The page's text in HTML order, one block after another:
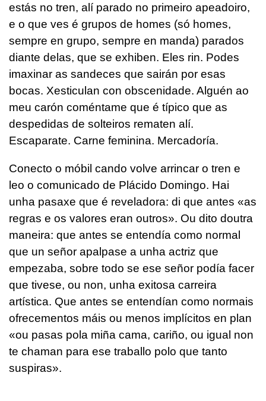
estás no tren, alí parado no primeiro apeadoiro,
e o que ves é grupos de homes (só homes,
sempre en grupo, sempre en manda) parados
diante delas, que se exhiben. Eles rin. Podes
imaxinar as sandeces que sairán por esas
bocas. Xesticulan con obscenidade. Alguén ao
meu carón coméntame que é típico que as
despedidas de solteiros rematen alí.
Escaparate. Carne feminina. Mercadoría.
Conecto o móbil cando volve arrincar o tren e
leo o comunicado de Plácido Domingo. Hai
unha pasaxe que é reveladora: di que antes «as
regras e os valores eran outros». Ou dito doutra
maneira: que antes se entendía como normal
que un señor apalpase a unha actriz que
empezaba, sobre todo se ese señor podía facer
que tivese, ou non, unha exitosa carreira
artística. Que antes se entendían como normais
ofrecementos máis ou menos implícitos en plan
«ou pasas pola miña cama, cariño, ou igual non
te chaman para ese traballo polo que tanto
suspiras».